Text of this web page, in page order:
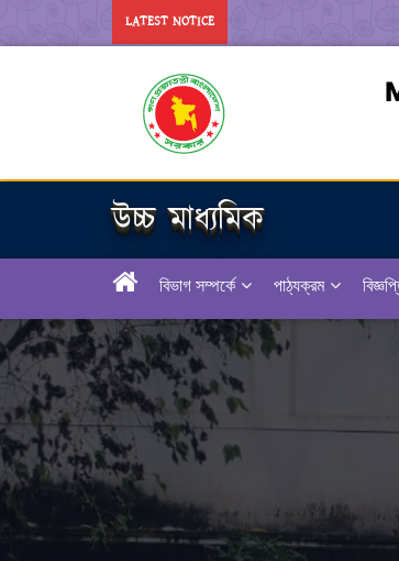
LATEST NOTICE
উচ্চ মাধ্যমিক
বিভাগ সম্পর্কে পাঠ্যক্রম